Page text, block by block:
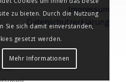
Impressum
Datenschutzerklärung
zu bieten. Durch die Nutzung
Sie sich damit einverstanden,
gesetzt werden.
Mehr Informationen